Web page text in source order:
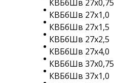
КВБбШв 27х0,75
КВБбШв 27х1,0
КВБбШв 27х1,5
КВБбШв 27х2,5
КВБбШв 27х4,0
КВБбШв 37х0,75
КВБбШв 37х1,0